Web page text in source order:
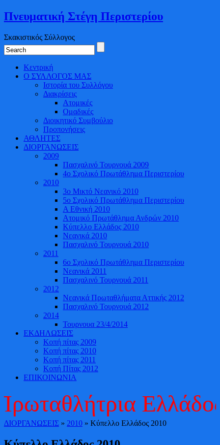
Πνευματική Στέγη Περιστερίου
Σκακιστικός Σύλλογος
Κεντρική
Ο ΣΥΛΛΟΓΟΣ ΜΑΣ
Ιστορία του Συλλόγου
Διακρίσεις
Ατομικές
Ομαδικές
Διοικητικό Συμβούλιο
Προπονήσεις
ΑΘΛΗΤΕΣ
ΔΙΟΡΓΑΝΩΣΕΙΣ
2009
Πασχαλινό Τουρνουά 2009
4o Σχολικό Πρωτάθλημα Περιστερίου
2010
3ο Μικτό Νεανικό 2010
5ο Σχολικό Πρωτάθλημα Περιστερίου
Α Εθνική 2010
Ατομικό Πρωτάθλημα Ανδρών 2010
Κύπελλο Ελλάδος 2010
Νεανικά 2010
Πασχαλινό Τουρνουά 2010
2011
6ο Σχολικό Πρωτάθλημα Περιστερίου
Νεανικά 2011
Πασχαλινό Τουρνουά 2011
2012
Νεανικά Πρωταθλήματα Αττικής 2012
Πασχαλινό Τουρνουά 2012
2014
Τουρνουα 23/4/2014
ΕΚΔΗΛΩΣΕΙΣ
Κοπή πίτας 2009
Κοπή πίτας 2010
Κοπή πίτας 2011
Κοπή Πίτας 2012
ΕΠΙΚΟΙΝΩΝΙΑ
ΔΙΟΡΓΑΝΩΣΕΙΣ » 2010 » Κύπελλο Ελλάδος 2010